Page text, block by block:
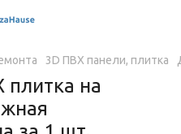
3D ПВХ панели, плитка
плитка на